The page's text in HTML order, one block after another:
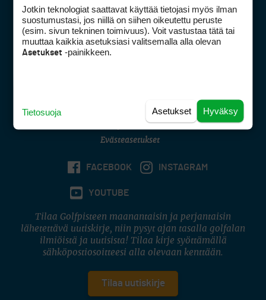
DSA avoimuusraportti
Asiakaspalvelu
Digipalvelut
Tietosuojaseloste
Käyttöehdot
Evästeasetukset
FACEBOOK INSTAGRAM
YOUTUBE
Tilaa Golfpisteen maanantaisin ja perjantaisin
lähetettävä uutiskirje, niin pysyt ajan tasalla golfalan
ilmiöistä ja uutisista! Tilaa kirje syöttämällä
sähköpostiosoitteesi alla olevaan kenttään.
Tilaa uutiskirje
Jotkin teknologiat saattavat käyttää tietojasi myös ilman
suostumustasi, jos niillä on siihen oikeutettu peruste
(esim. sivun tekninen toimivuus). Voit vastustaa tätä tai
muuttaa kaikkia asetuksiasi valitsemalla alla olevan
Asetukset -painikkeen.
Hyväksy
Asetukset
Tietosuoja